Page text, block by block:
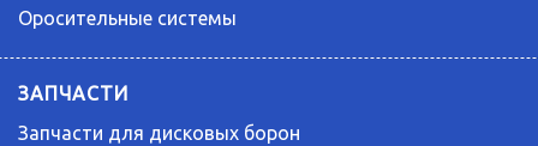
Оросительные системы
ЗАПЧАСТИ
Запчасти для дисковых борон